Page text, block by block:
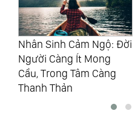
Nhân Sinh Cảm Ngộ: Đời
Người Càng Ít Mong
Cầu, Trong Tâm Càng
Thanh Thản